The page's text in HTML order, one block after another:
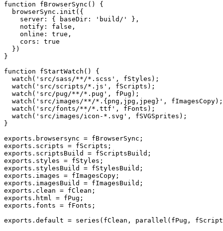
function fBrowserSync() {
  browserSync.init({
    server: { baseDir: 'build/' },
    notify: false,
    online: true,
    cors: true
  })
}
function fStartWatch() {
  watch('src/sass/**/*.scss', fStyles);
  watch('src/scripts/*.js', fScripts);
  watch('src/pug/**/*.pug', fPug);
  watch('src/images/**/*.{png,jpg,jpeg}', fImagesCopy);
  watch('src/fonts/**/*.ttf', fFonts);
  watch('src/images/icon-*.svg', fSVGSprites);
}
exports.browsersync = fBrowserSync;
exports.scripts = fScripts;
exports.scriptsBuild = fScriptsBuild;
exports.styles = fStyles;
exports.stylesBuild = fStylesBuild;
exports.images = fImagesCopy;
exports.imagesBuild = fImagesBuild;
exports.clean = fClean;
exports.html = fPug;
exports.fonts = fFonts;
exports.default = series(fClean, parallel(fPug,